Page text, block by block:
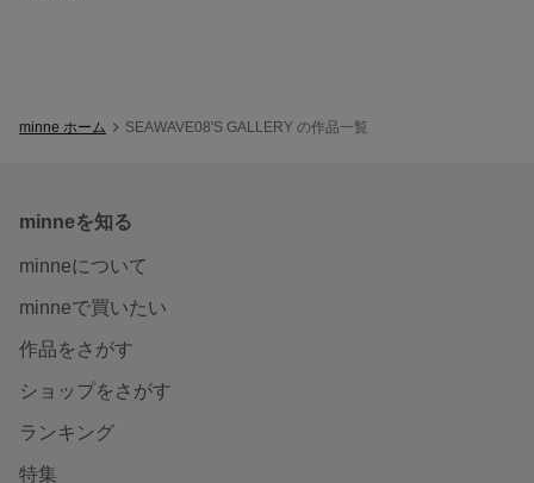
minne ホーム SEAWAVE08'S GALLERY の作品一覧
minneを知る
minneについて
minneで買いたい
作品をさがす
ショップをさがす
ランキング
特集